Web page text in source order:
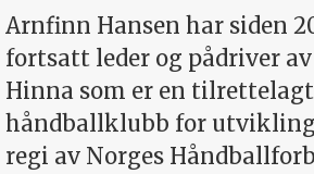
Arnfinn Hansen har siden
fortsatt leder og pådriver
Hinna som er en tilrettelagt
håndballklubb for
regi av Norges